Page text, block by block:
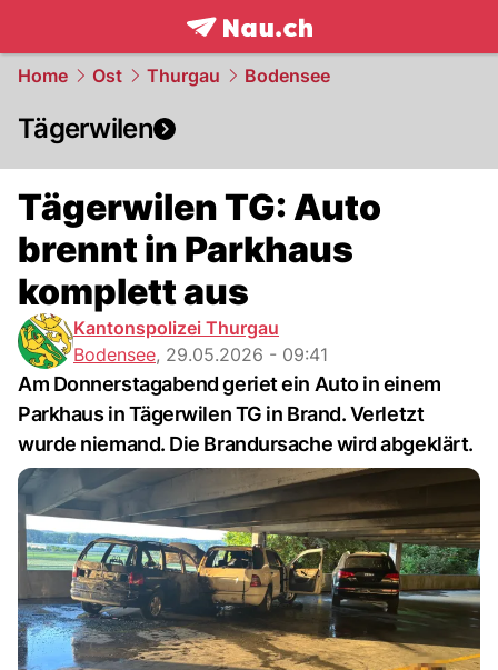
frontpage.NAU.ch
Home Ost Thurgau Bodensee
Tägerwilen
Tägerwilen TG: Auto
brennt in Parkhaus
komplett aus
Kantonspolizei Thurgau
Bodensee, 29.05.2026 - 09:41
Am Donnerstagabend geriet ein Auto in einem
Parkhaus in Tägerwilen TG in Brand. Verletzt
wurde niemand. Die Brandursache wird abgeklärt.